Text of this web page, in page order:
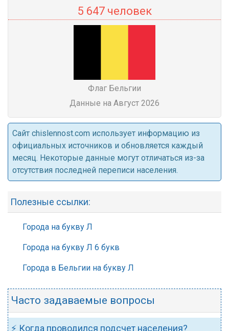
5 647 человек
Флаг Бельгии
Данные на Август 2026
Cайт chislennost.com использует информацию из
официальных источников и обновляется каждый
месяц. Некоторые данные могут отличаться из-за
отсутствия последней переписи населения.
Полезные ссылки:
Города на букву Л
Города на букву Л 6 букв
Города в Бельгии на букву Л
Часто задаваемые вопросы
⚡ Когда проводился подсчет населения?